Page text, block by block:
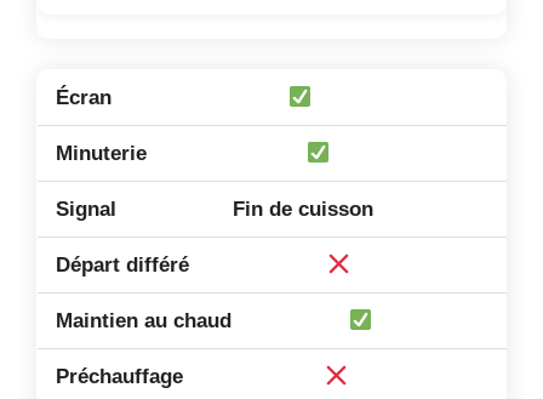
Fin de cuisson